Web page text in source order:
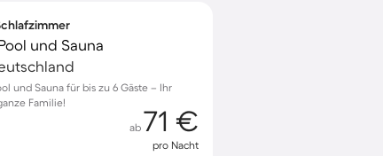
und Sauna
und Sauna für bis zu 6 Gäste – Ihr
Familie!
ab 71 €
pro Nacht